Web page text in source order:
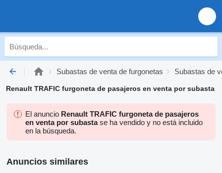
Subastas de venta de furgonetas Subastas de
Renault TRAFIC furgoneta de pasajeros en venta por subasta
El anuncio Renault TRAFIC furgoneta de pasajeros
en venta por subastase ha vendido y no está incluido
en la búsqueda.
Anuncios similares